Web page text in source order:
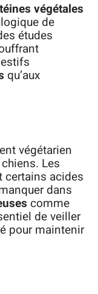
végétales
de
études
qu’aux
végétarien
Les
certains acides
dans
comme
de veiller
pour maintenir